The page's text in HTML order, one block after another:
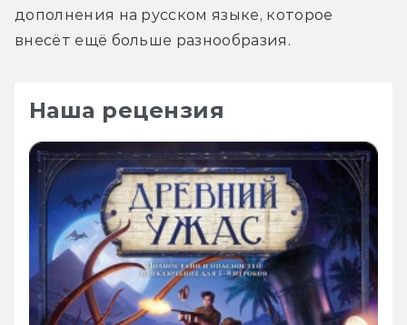
дополнения на русском языке, которое
внесёт ещё больше разнообразия.
Наша рецензия